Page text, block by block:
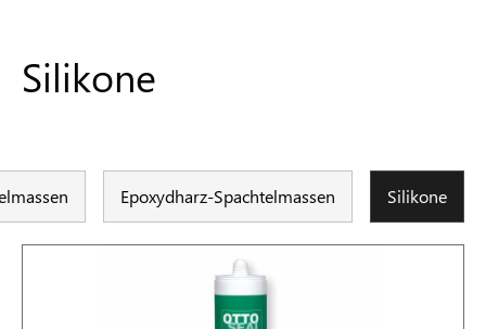
Silikone
Epoxydharz-Spachtelmassen Silikone